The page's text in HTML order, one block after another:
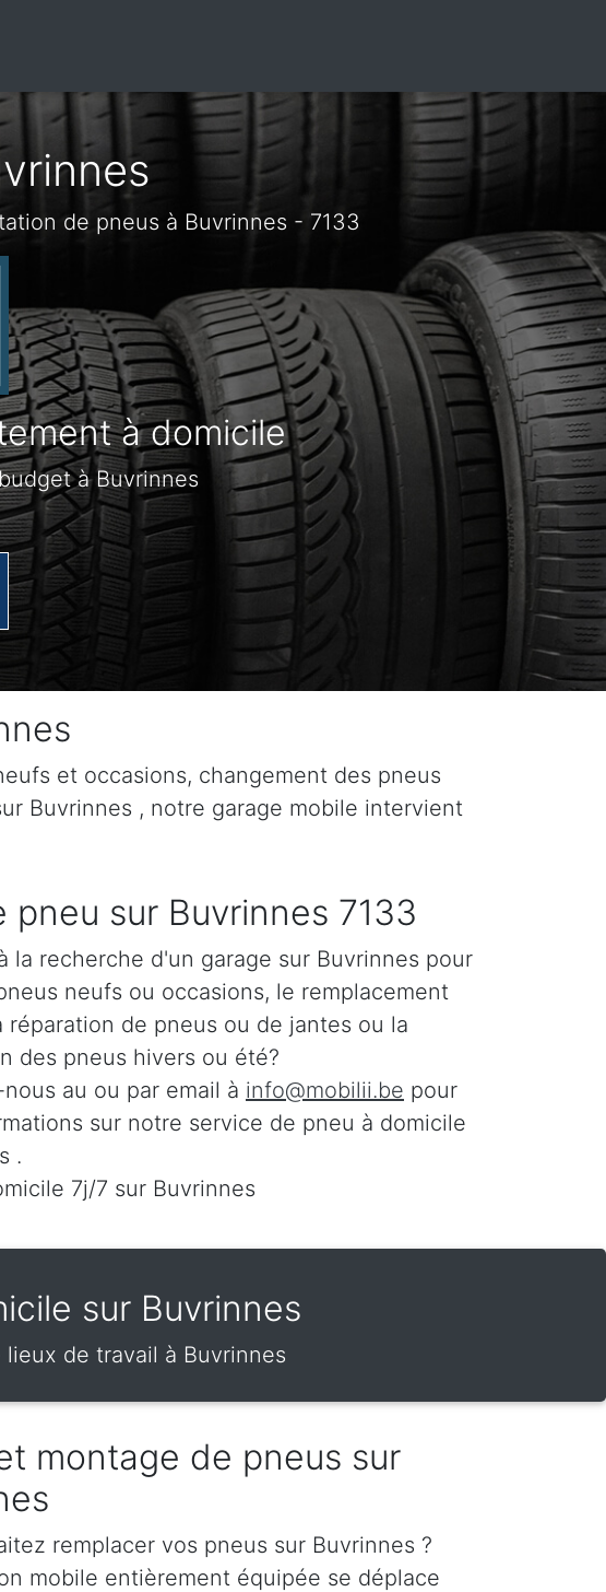
de pneus à Buvrinnes - 7133
à domicile
à Buvrinnes
et occasions, changement des pneus
Buvrinnes , notre garage mobile intervient
pneu sur Buvrinnes 7133
la recherche d'un garage sur Buvrinnes pour
neufs ou occasions, le remplacement
réparation de pneus ou de jantes ou la
des pneus hivers ou été?
au ou par email à info@mobilii.be pour
sur notre service de pneu à domicile
.
7j/7 sur Buvrinnes
sur Buvrinnes
de travail à Buvrinnes
montage de pneus sur
remplacer vos pneus sur Buvrinnes ?
mobile entièrement équipée se déplace